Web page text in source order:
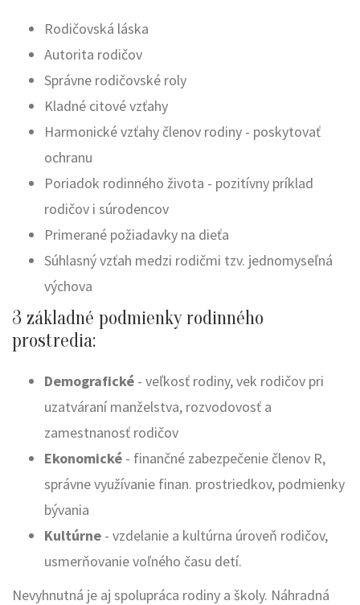
Rodičovská láska
Autorita rodičov
Správne rodičovské roly
Kladné citové vzťahy
Harmonické vzťahy členov rodiny - poskytovať
ochranu
Poriadok rodinného života - pozitívny príklad
rodičov i súrodencov
Primerané požiadavky na dieťa
Súhlasný vzťah medzi rodičmi tzv. jednomyseľná
výchova
3 základné podmienky rodinného
prostredia:
Demografické - veľkosť rodiny, vek rodičov pri
uzatváraní manželstva, rozvodovosť a
zamestnanosť rodičov
Ekonomické - finančné zabezpečenie členov R,
správne využívanie finan. prostriedkov, podmienky
bývania
Kultúrne - vzdelanie a kultúrna úroveň rodičov,
usmerňovanie voľného času detí.
Nevyhnutná je aj spolupráca rodiny a školy. Náhradná